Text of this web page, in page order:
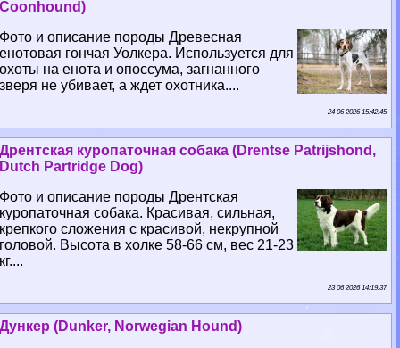
Coonhound)
Фото и описание породы Древесная
енотовая гончая Уолкера. Используется для
охоты на енота и опоссума, загнанного
зверя не убивает, а ждет охотника....
24 06 2026 15:42:45
Дрентская куропаточная собака (Drentse Patrijshond,
Dutch Partridge Dog)
Фото и описание породы Дрентская
куропаточная собака. Красивая, сильная,
крепкого сложения с красивой, некрупной
головой. Высота в холке 58-66 см, вес 21-23
кг....
23 06 2026 14:19:37
Дункер (Dunker, Norwegian Hound)